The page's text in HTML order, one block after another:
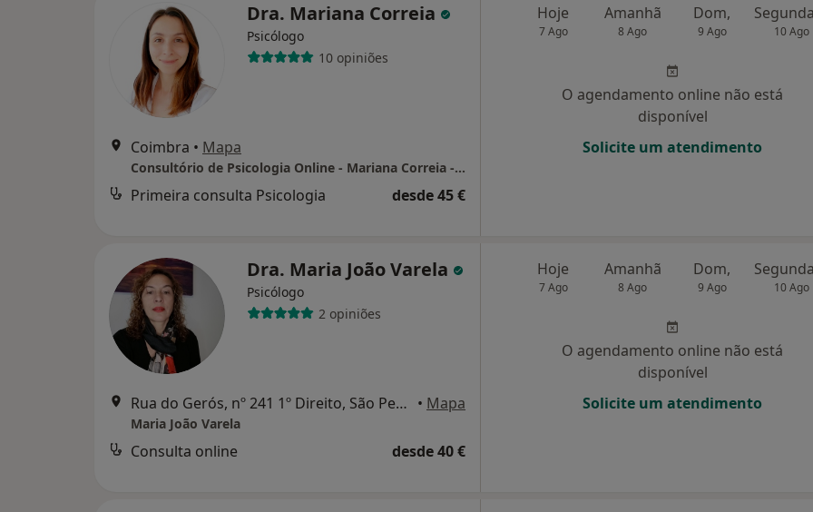
Dra. Mariana Correia
Psicólogo
10 opiniões
Coimbra • Mapa
Consultório de Psicologia Online - Mariana Correia - Coimbra
Primeira consulta Psicologia desde 45 €
Hoje
7 Ago
Amanhã
8 Ago
Dom,
9 Ago 10 Ago
O agendamento online não está
disponível
Solicite um atendimento
Dra. Maria João Varela
Psicólogo
2 opiniões
Rua do Gerós, nº 241 1º Direito, São Pedro do Sul, Coimbra • Mapa
Maria João Varela
Consulta online desde 40 €
Hoje
7 Ago
Amanhã
8 Ago
Dom,
9 Ago 10 Ago
O agendamento online não está
disponível
Solicite um atendimento